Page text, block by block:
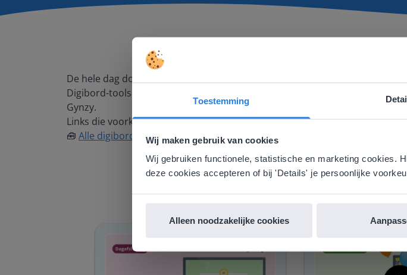
Toestemming
Wij maken gebruik van cookies
Wij gebruiken functionele, statistische en marketing cookies.
deze cookies accepteren of bij 'Details' je persoonlijke
Alleen noodzakelijke cookies
De hele dag door: digibord-tools
Digibord-tools om jouw lesdag mee te verrijken. Van beeldvullende
Gynzy.
Links die voorkomen in deze video:
🧰 Alle digibordtools
Deze website komt niet
Gezien je locatie, denken we dat je
English
Nederland